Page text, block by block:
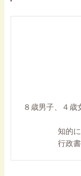
８歳男子、４歳
知的
行政